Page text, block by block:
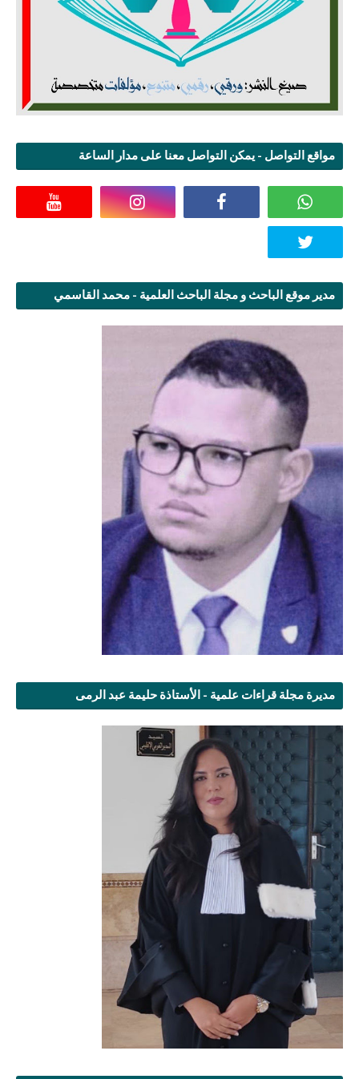
مواقع التواصل - يمكن التواصل معنا على مدار الساعة
مدير موقع الباحث و مجلة الباحث العلمية - محمد القاسمي
مديرة مجلة قراءات علمية - الأستاذة حليمة عبد الرمى